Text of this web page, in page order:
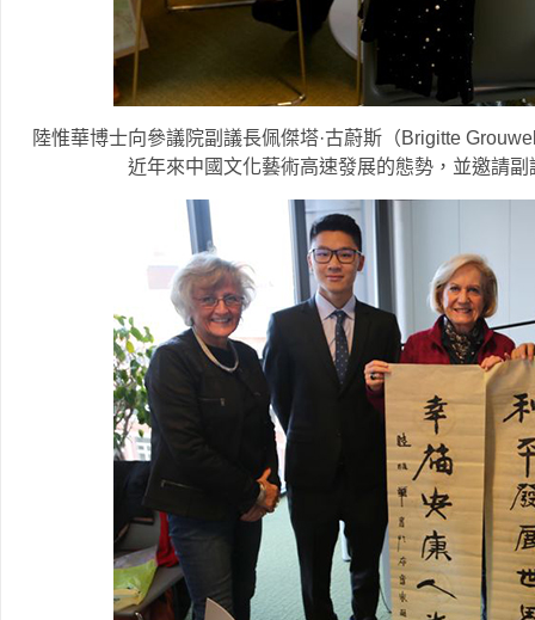
陸惟華博士向參議院副議長佩傑塔·古蔚斯（Brigitte
近年來中國文化藝術高速發展的態勢，並邀請